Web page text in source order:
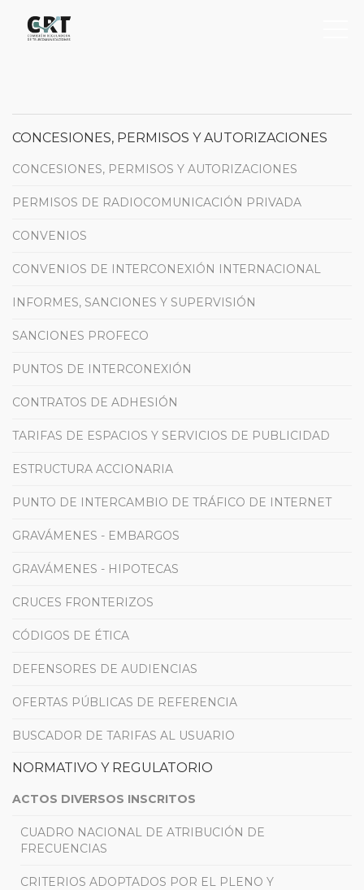
CONCESIONES, PERMISOS Y AUTORIZACIONES
CONCESIONES, PERMISOS Y AUTORIZACIONES
PERMISOS DE RADIOCOMUNICACIÓN PRIVADA
CONVENIOS
CONVENIOS DE INTERCONEXIÓN INTERNACIONAL
INFORMES, SANCIONES Y SUPERVISIÓN
SANCIONES PROFECO
PUNTOS DE INTERCONEXIÓN
CONTRATOS DE ADHESIÓN
TARIFAS DE ESPACIOS Y SERVICIOS DE PUBLICIDAD
ESTRUCTURA ACCIONARIA
PUNTO DE INTERCAMBIO DE TRÁFICO DE INTERNET
GRAVÁMENES - EMBARGOS
GRAVÁMENES - HIPOTECAS
CRUCES FRONTERIZOS
CÓDIGOS DE ÉTICA
DEFENSORES DE AUDIENCIAS
OFERTAS PÚBLICAS DE REFERENCIA
BUSCADOR DE TARIFAS AL USUARIO
NORMATIVO Y REGULATORIO
ACTOS DIVERSOS INSCRITOS
CUADRO NACIONAL DE ATRIBUCIÓN DE
FRECUENCIAS
CRITERIOS ADOPTADOS POR EL PLENO Y